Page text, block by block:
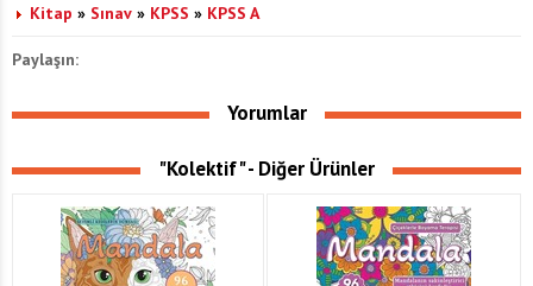
Kitap » Sınav » KPSS » KPSS A
Paylaşın:
Yorumlar
"Kolektif" - Diğer Ürünler